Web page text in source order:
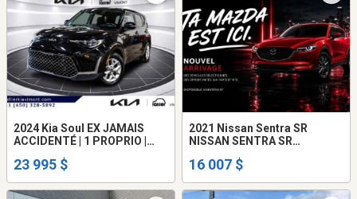
2024 Kia Soul EX JAMAIS
ACCIDENTÉ | 1 PROPRIO |
23 995 $
2021 Nissan Sentra SR
NISSAN SENTRA SR
16 007 $